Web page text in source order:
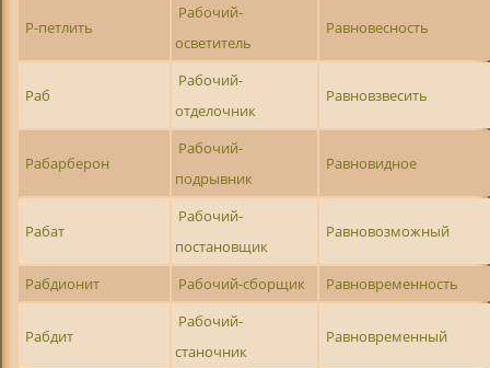
Р-петлить
Рабочий-
осветитель
Равновесность
Раб
Рабочий-
отделочник
Равновзвесить
Рабарберон
Рабочий-
подрывник
Равновидное
Рабат
Рабочий-
постановщик
Равновозможный
Рабдионит Рабочий-сборщик Равновременность
Рабдит
Рабочий-
станочник
Равновременный